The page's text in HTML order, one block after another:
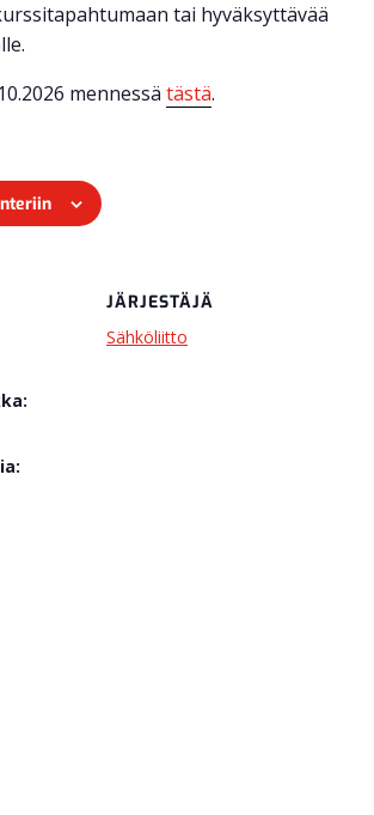
tai hyväksyttävää
mennessä tästä.
JÄRJESTÄJÄ
Sähköliitto